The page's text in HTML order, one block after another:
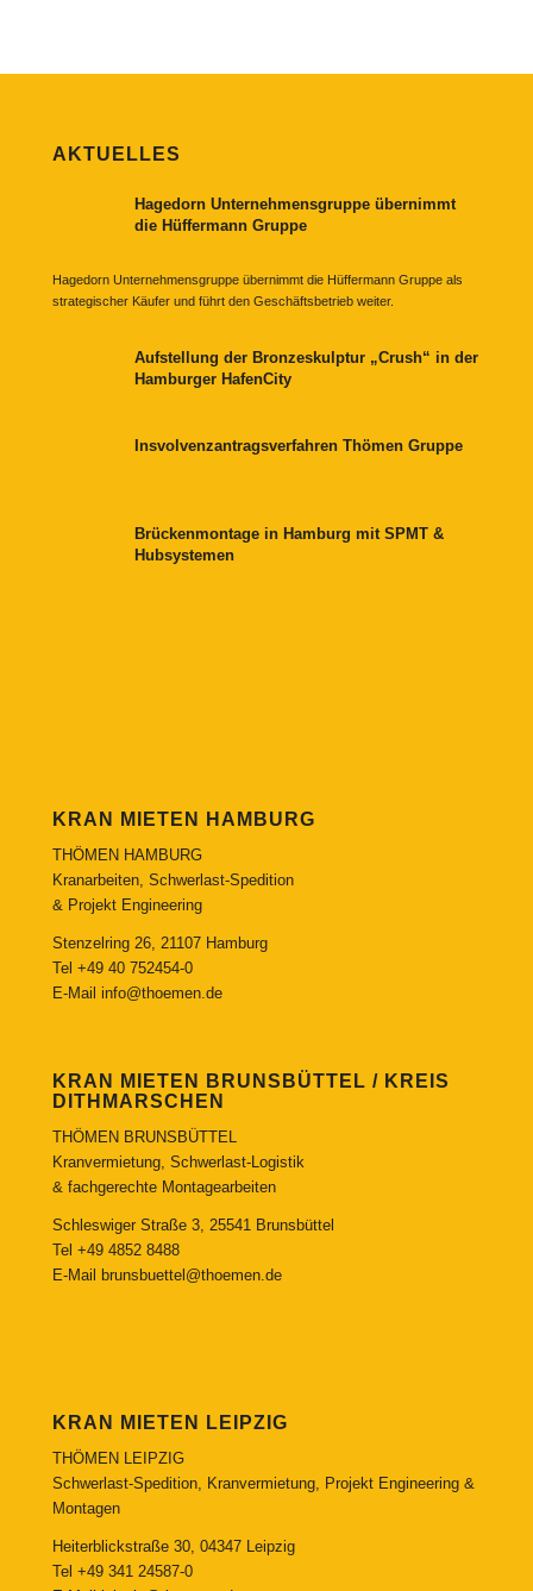
AKTUELLES
Hagedorn Unternehmensgruppe übernimmt
die Hüffermann Gruppe
Hagedorn Unternehmensgruppe übernimmt die Hüffermann Gruppe als
strategischer Käufer und führt den Geschäftsbetrieb weiter.
Aufstellung der Bronzeskulptur „Crush“ in der
Hamburger HafenCity
Insvolvenzantragsverfahren Thömen Gruppe
Brückenmontage in Hamburg mit SPMT &
Hubsystemen
KRAN MIETEN HAMBURG
THÖMEN HAMBURG
Kranarbeiten, Schwerlast-Spedition
& Projekt Engineering
Stenzelring 26, 21107 Hamburg
Tel +49 40 752454-0
E-Mail info@thoemen.de
KRAN MIETEN BRUNSBÜTTEL / KREIS
DITHMARSCHEN
THÖMEN BRUNSBÜTTEL
Kranvermietung, Schwerlast-Logistik
& fachgerechte Montagearbeiten
Schleswiger Straße 3, 25541 Brunsbüttel
Tel +49 4852 8488
E-Mail
brunsbuettel@thoemen.de
KRAN MIETEN LEIPZIG
THÖMEN LEIPZIG
Schwerlast-Spedition, Kranvermietung, Projekt Engineering &
Montagen
Heiterblickstraße 30, 04347 Leipzig
Tel +49 341 24587-0